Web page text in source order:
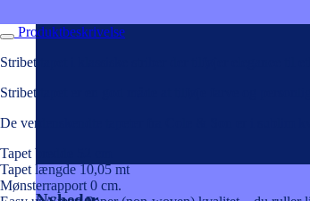
Produktbeskrivelse
Stribet tapet i klassiske striber der tilføjer elegance til
Stribet tapet er en god måde at tilføje farve og
De verdenskendte tapeter fra Cole & Son er i sublim
Tapet bredde 52 cm
Tapet længde 10,05 mt
Mønsterrapport 0 cm.